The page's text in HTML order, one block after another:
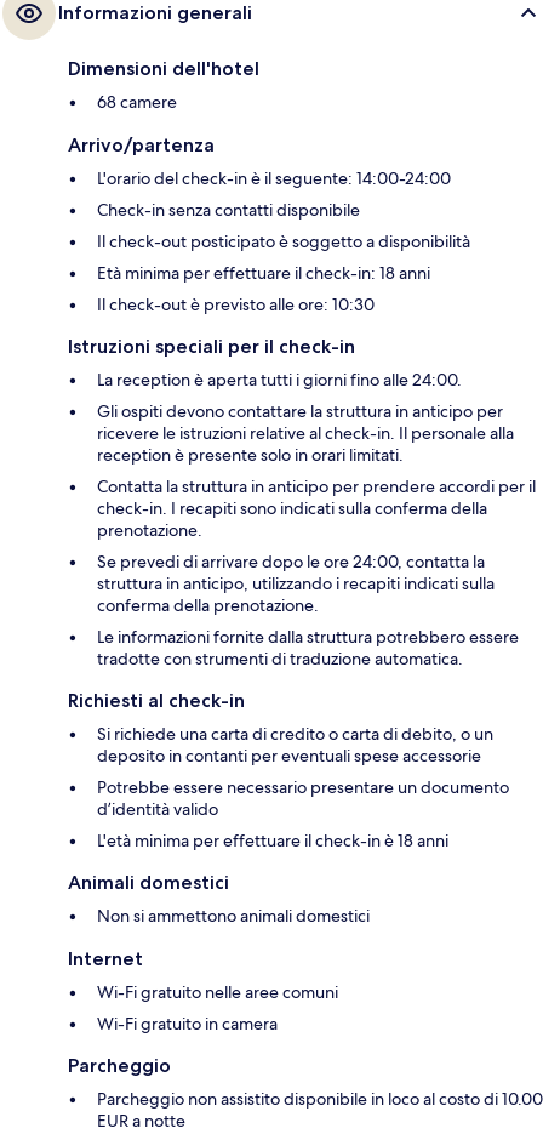
Informazioni generali
Dimensioni dell'hotel
68 camere
Arrivo/partenza
L'orario del check-in è il seguente: 14:00-24:00
Check-in senza contatti disponibile
Il check-out posticipato è soggetto a disponibilità
Età minima per effettuare il check-in: 18 anni
Il check-out è previsto alle ore: 10:30
Istruzioni speciali per il check-in
La reception è aperta tutti i giorni fino alle 24:00.
Gli ospiti devono contattare la struttura in anticipo per
ricevere le istruzioni relative al check-in. Il personale alla
reception è presente solo in orari limitati.
Contatta la struttura in anticipo per prendere accordi per il
check-in. I recapiti sono indicati sulla conferma della
prenotazione.
Se prevedi di arrivare dopo le ore 24:00, contatta la
struttura in anticipo, utilizzando i recapiti indicati sulla
conferma della prenotazione.
Le informazioni fornite dalla struttura potrebbero essere
tradotte con strumenti di traduzione automatica.
Richiesti al check-in
Si richiede una carta di credito o carta di debito, o un
deposito in contanti per eventuali spese accessorie
Potrebbe essere necessario presentare un documento
d’identità valido
L'età minima per effettuare il check-in è 18 anni
Animali domestici
Non si ammettono animali domestici
Internet
Wi-Fi gratuito nelle aree comuni
Wi-Fi gratuito in camera
Parcheggio
Parcheggio non assistito disponibile in loco al costo di 10.00
EUR a notte